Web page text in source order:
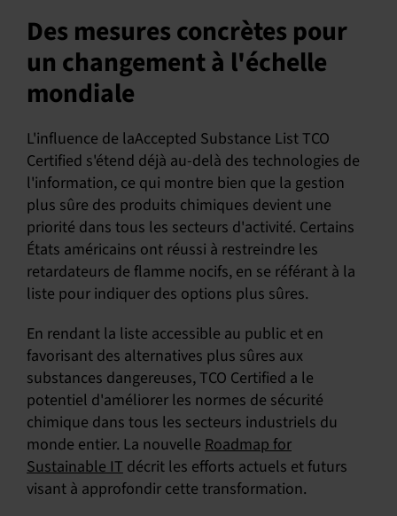
Des mesures concrètes pour
un changement à l'échelle
mondiale
L'influence de laAccepted Substance List TCO
Certified s'étend déjà au-delà des technologies de
l'information, ce qui montre bien que la gestion
plus sûre des produits chimiques devient une
priorité dans tous les secteurs d'activité. Certains
États américains ont réussi à restreindre les
retardateurs de flamme nocifs, en se référant à la
liste pour indiquer des options plus sûres.
En rendant la liste accessible au public et en
favorisant des alternatives plus sûres aux
substances dangereuses, TCO Certified a le
potentiel d'améliorer les normes de sécurité
chimique dans tous les secteurs industriels du
monde entier. La nouvelle Roadmap for
Sustainable IT décrit les efforts actuels et futurs
visant à approfondir cette transformation.